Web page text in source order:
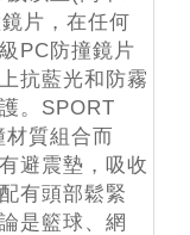
片，在任何
PC防撞鏡片
抗藍光和防霧
。SPORT
質組合而
避震墊，吸收
有頭部鬆緊
是籃球、網